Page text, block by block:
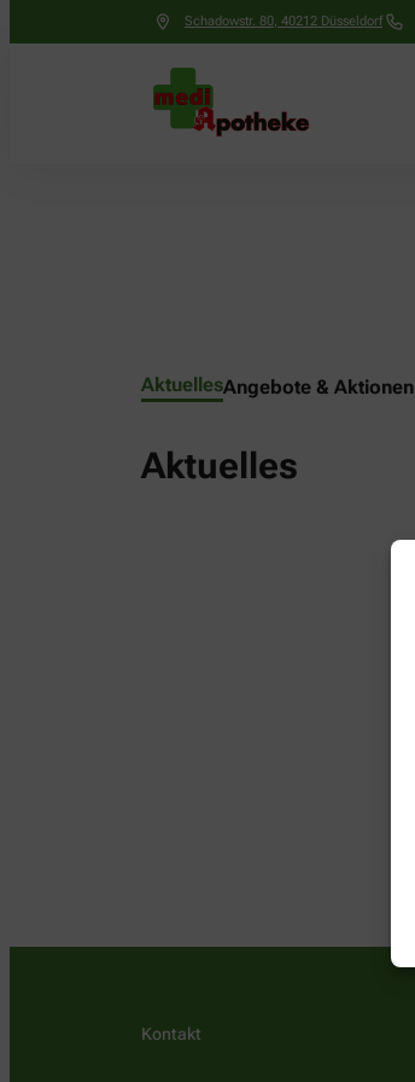
Schadowstr. 80, 40212 Düsseldorf
AktuellesAngebote & Aktionen
Aktuelles
Kontakt